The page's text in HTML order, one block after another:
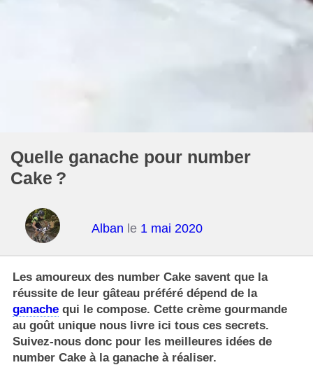
Quelle ganache pour number
Cake ?
Alban le 1 mai 2020
Les amoureux des number Cake savent que la
réussite de leur gâteau préféré dépend de la
ganache qui le compose. Cette crème gourmande
au goût unique nous livre ici tous ces secrets.
Suivez-nous donc pour les meilleures idées de
number Cake à la ganache à réaliser.